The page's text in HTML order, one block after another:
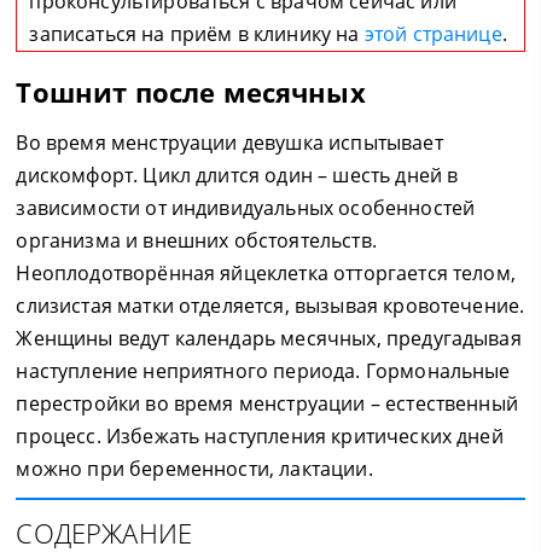
записаться на приём в клинику на этой странице.
Тошнит после месячных
Во время менструации девушка испытывает
дискомфорт. Цикл длится один – шесть дней в
зависимости от индивидуальных особенностей
организма и внешних обстоятельств.
Неоплодотворённая яйцеклетка отторгается телом,
слизистая матки отделяется, вызывая кровотечение.
Женщины ведут календарь месячных, предугадывая
наступление неприятного периода. Гормональные
перестройки во время менструации – естественный
процесс. Избежать наступления критических дней
можно при беременности, лактации.
СОДЕРЖАНИЕ